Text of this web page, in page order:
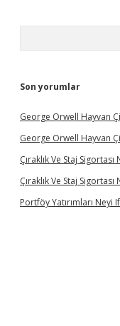
Son yorumlar
George Orwell Hayvan
George Orwell Hayvan
Çıraklık Ve Staj Sigortası
Çıraklık Ve Staj Sigortası
Portföy Yatırımları Neyi